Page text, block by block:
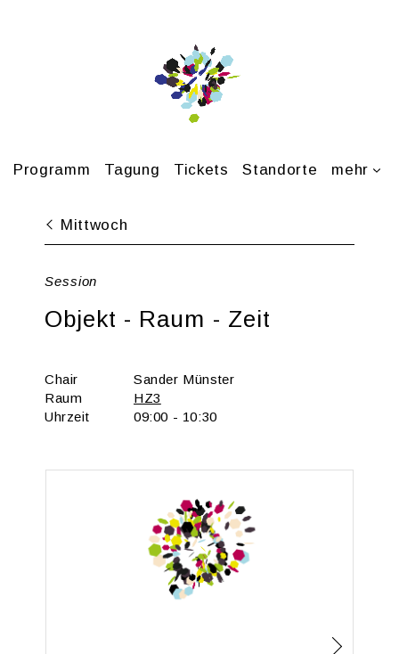
Pro­gramm Ta­gung Ti­ckets Stand­or­te mehr
Mitt­woch
Ses­si­on
Ob­jekt - Raum - Zeit
Chair
San­der Müns­ter
Raum
HZ3
Uhr­zeit
09:00 - 10:30